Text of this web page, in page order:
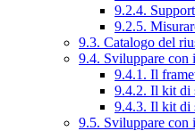
9.2.4.
9.2.5.
9.3. Catalogo del
9.4. Sviluppare con
9.4.1. Il
9.4.2. Il kit di
9.4.3. Il kit di
9.5. Sviluppare con